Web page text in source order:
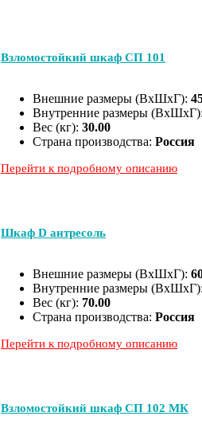
Взломостойкий шкаф СП 101
Внешние размеры (ВхШхГ):
Внутренние размеры
Вес (кг): 30.00
Страна производства: Россия
Перейти к подробному описанию
Шкаф D антресоль
Внешние размеры (ВхШхГ):
Внутренние размеры
Вес (кг): 70.00
Страна производства: Россия
Перейти к подробному описанию
Взломостойкий шкаф СП 102 МК